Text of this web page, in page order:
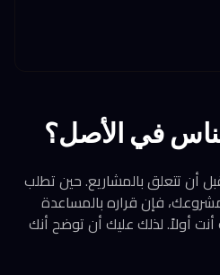
في الأصل؟
أن تتعلق بالمشاريع. حين تطلب
فإن قراره بالمساعدة
أولاً. لذلك عليك أن توضح أنك